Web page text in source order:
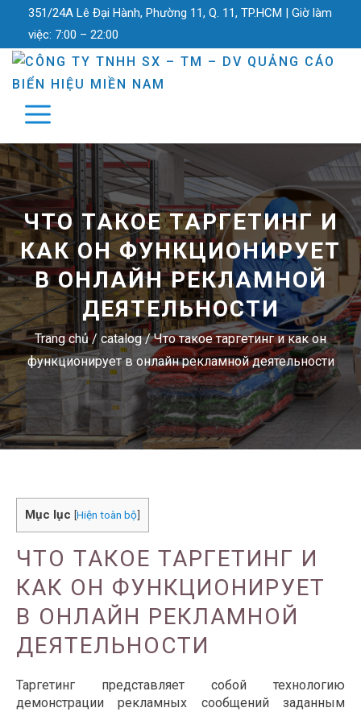
351/24A Lê Đại Hành, Phường 11, Q. 11, TP.HCM | Giờ làm
việc: 7:00 – 22:00
ЧТО ТАКОЕ ТАРГЕТИНГ И
КАК ОН ФУНКЦИОНИРУЕТ
В ОНЛАЙН РЕКЛАМНОЙ
ДЕЯТЕЛЬНОСТИ
Trang chủ/catalog/Что такое таргетинг и как он
функционирует в онлайн рекламной деятельности
Mục lục [Hiện toàn bộ]
ЧТО ТАКОЕ ТАРГЕТИНГ И
КАК ОН ФУНКЦИОНИРУЕТ
В ОНЛАЙН РЕКЛАМНОЙ
ДЕЯТЕЛЬНОСТИ
Таргетинг представляет собой технологию
демонстрации рекламных сообщений заданным